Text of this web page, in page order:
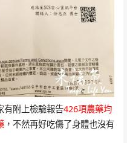
有附上檢驗報告426項農藥均
，不然再好吃傷了身體也沒有